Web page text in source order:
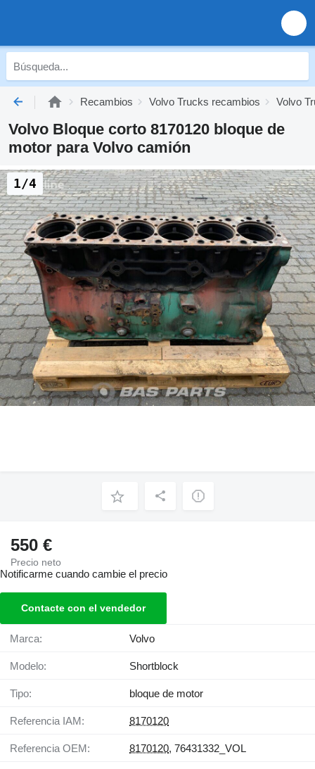
Recambios Volvo Trucks recambios Volvo
Volvo Bloque corto 8170120 bloque de
motor para Volvo camión
1/4
550 €
Precio neto
Notificarme cuando cambie el precio
Contacte con el vendedor
Marca: Volvo
Modelo: Shortblock
Tipo: bloque de motor
Referencia IAM: 8170120
Referencia OEM: 8170120, 76431332_VOL